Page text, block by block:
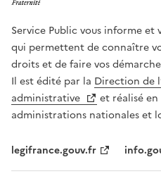
Service Public vous informe et
qui permettent de connaître
droits et de faire vos
Il est édité par la Direction de
administrative
et réalisé
administrations nationales et
legifrance.gouv.fr